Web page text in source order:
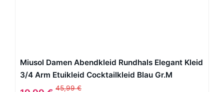
Miusol Damen Abendkleid Rundhals Elegant Kleid
3/4 Arm Etuikleid Cocktailkleid Blau Gr.M
45,99 €